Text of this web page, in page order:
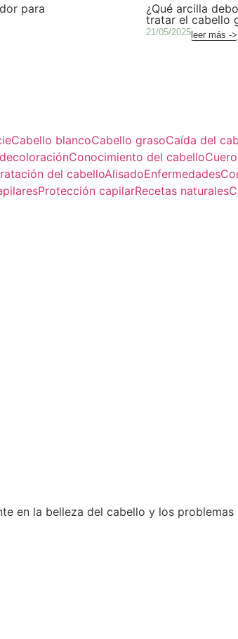
para
¿Qué arcilla
tratar el cabello
21/05/2025leer más ->
Cabello blancoCabello grasoCaída del
Conocimiento del cabello
del cabelloAlisadoEnfermedades
Protección capilarRecetas naturales
en la belleza del cabello y los problemas